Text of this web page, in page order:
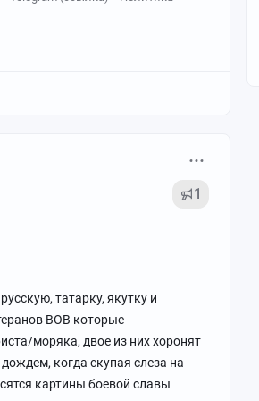
1
татарку, якутку и
ВОВ которые
моряка, двое из них хоронят
когда скупая слеза на
картины боевой славы